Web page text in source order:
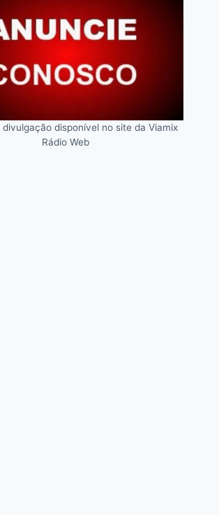
divulgação disponível no site da Viamix
Rádio Web